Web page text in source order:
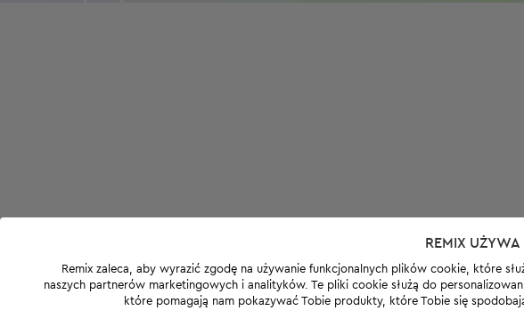
REMIX
Remix zaleca, aby wyrazić zgodę na używanie funkcjonalnych plików cookie, które
naszych partnerów marketingowych i analityków. Te pliki cookie służą do
które pomagają nam pokazywać Tobie produkty, które Tobie się